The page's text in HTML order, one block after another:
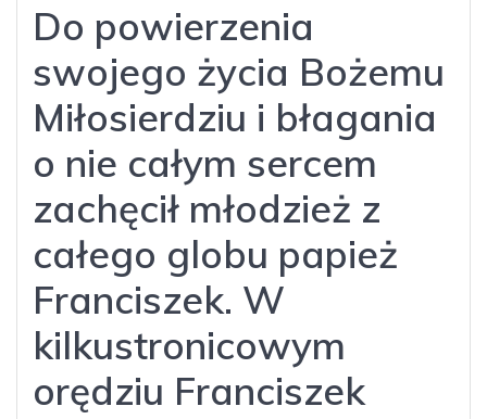
Do powierzenia
swojego życia Bożemu
Miłosierdziu i błagania
o nie całym sercem
zachęcił młodzież z
całego globu papież
Franciszek. W
kilkustronicowym
orędziu Franciszek